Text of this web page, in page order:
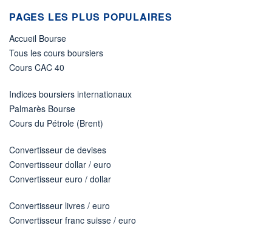
+ PORTEFEUILLE
PAGES LES PLUS POPULAIRES
Accueil Bourse
Tous les cours boursiers
Cours CAC 40
Indices boursiers internationaux
Palmarès Bourse
Cours du Pétrole (Brent)
Convertisseur de devises
Convertisseur dollar / euro
Convertisseur euro / dollar
Convertisseur livres / euro
Convertisseur franc suisse / euro